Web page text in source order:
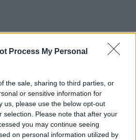
Process My Personal
the sale, sharing to third parties, or
or sensitive information for
us, please use the below opt-out
selection. Please note that after your
you may continue seeing
on personal information utilized by
Rugby Cup vedeva la